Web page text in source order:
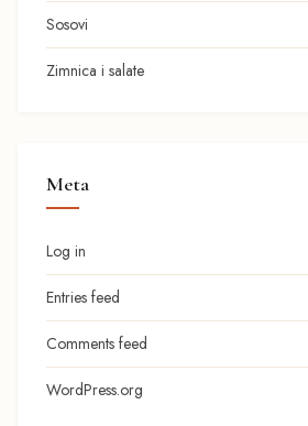
Sosovi
Zimnica i salate
Meta
Log in
Entries feed
Comments feed
WordPress.org